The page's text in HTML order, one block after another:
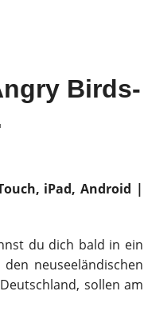
Birds-
iPad, Android |
du dich bald in ein
neuseeländischen
sollen am